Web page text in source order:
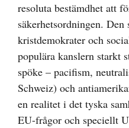
resoluta bestämdhet att
säkerhetsordningen.
kristdemokrater och
populära kanslern starkt
spöke – pacifism,
Schweiz) och
en realitet i det tyska
EU-frågor och speciellt